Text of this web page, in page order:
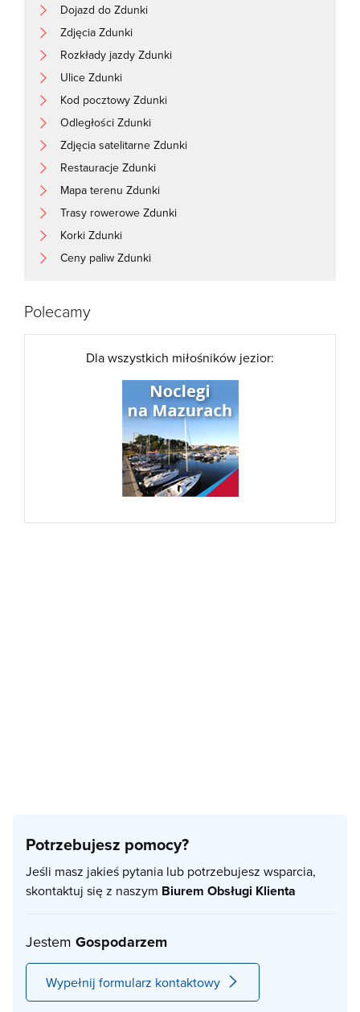
Dojazd do Zdunki
Zdjęcia Zdunki
Rozkłady jazdy Zdunki
Ulice Zdunki
Kod pocztowy Zdunki
Odległości Zdunki
Zdjęcia satelitarne Zdunki
Restauracje Zdunki
Mapa terenu Zdunki
Trasy rowerowe Zdunki
Korki Zdunki
Ceny paliw Zdunki
Polecamy
Dla wszystkich miłośników jezior:
Potrzebujesz pomocy?
Jeśli masz jakieś pytania lub potrzebujesz wsparcia,
skontaktuj się z naszym Biurem Obsługi Klienta
Jestem Gospodarzem
Wypełnij formularz kontaktowy